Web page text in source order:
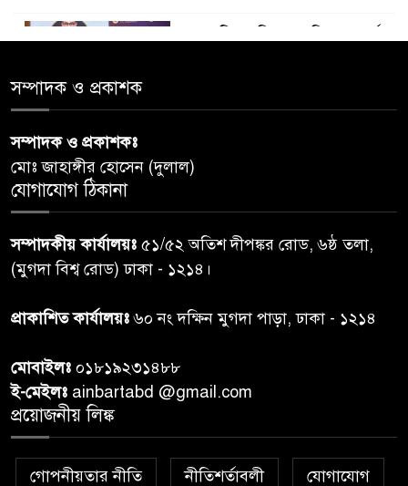
পেশ
৬
তদন্ত শেষ পর্যায়ে, দ্রুত চার্জশিট
৭
রাতের মধ্যে ঢাকাসহ ১০ অঞ্চলে
ঝড়বৃষ্টির পূর্বাভাস
৮
প্রধানমন্ত্রীর সঙ্গে দেখা করে স্বপ্নপূরণ
উপহার
৯
সম্পাদক ও প্রকাশক
সম্পাদক ও প্রকাশকঃ
মোঃ জাহাঙ্গীর হোসেন (দুলাল)
যোগাযোগ ঠিকানা
সম্পাদকীয় কার্যালয়ঃ ৫১/৫২ অতিশ দীপঙ্কর রোড, ৬ষ্ঠ তলা,
(মুগদা বিশ্ব রোড) ঢাকা - ১২১৪।
প্রাকাশিত কার্যালয়ঃ৬০ নং দক্ষিন মুগদা পাড়া, ঢাকা - ১২১৪
মোবাইলঃ ০১৮১৯২৩১৪৮৮
ই-মেইলঃ ainbartabd @gmail.com
প্রয়োজনীয় লিঙ্ক
গোপনীয়তার নীতি নীতিশর্তাবলী যোগাযোগ